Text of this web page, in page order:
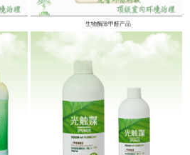
生物酶除甲醛产品